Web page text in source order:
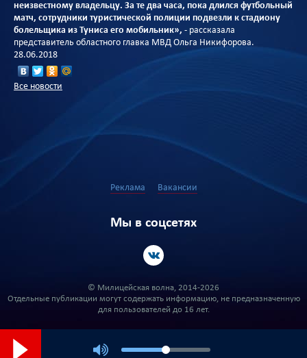
неизвестному владельцу. За те два часа, пока длился футбольный
матч, сотрудники туристической полиции подвезли к стадиону
болельщика из Туниса его мобильник», - рассказала
представитель областного главка МВД Ольга Никифорова.
28.06.2018
Все новости
Реклама Вакансии
Мы в соцсетях
© Милицейская волна, 2014-2026
Отдельные публикации могут содержать информацию, не предназначенную
для пользователей до 16 лет.